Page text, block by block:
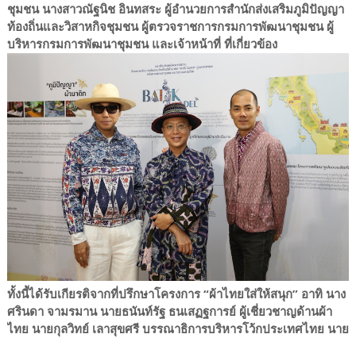
ชุมชน นางสาวณัฐนิช อินทสระ ผู้อำนวยการสำนักส่งเสริมภูมิปัญญา
ท้องถิ่นและวิสาหกิจชุมชน ผู้ตรวจราชการกรมการพัฒนาชุมชน ผู้
บริหารกรมการพัฒนาชุมชน และเจ้าหน้าที่ ที่เกี่ยวข้อง
ทั้งนี้ได้รับเกียรติจากที่ปรึกษาโครงการ “ผ้าไทยใส่ให้สนุก” อาทิ นาง
ศรินดา จามรมาน นายธนันท์รัฐ ธนเสฏฐการย์ ผู้เชี่ยวชาญด้านผ้า
ไทย นายกุลวิทย์ เลาสุขศรี บรรณาธิการบริหารโว้กประเทศไทย นาย